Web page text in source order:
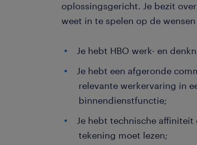
oplossingsgericht. Je bezit
weet in te spelen op de
Je hebt HBO werk- en
Je hebt een afgeronde
relevante werkervaring in
binnendienstfunctie;
Je hebt technische
tekening moet lezen;